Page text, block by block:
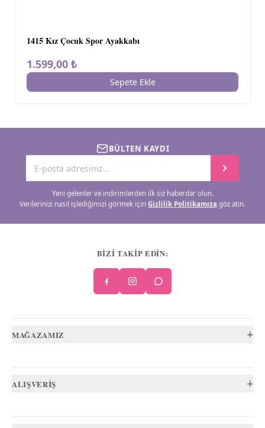
1415 Kız Çocuk Spor Ayakkabı
1.599,00 ₺
Sepete Ekle
BÜLTEN KAYDI
Yeni gelenler ve indirimlerden ilk siz haberdar olun.
Verilerinizi nasıl işlediğimizi görmek için Gizlilik Politikamıza göz atın.
BİZİ TAKİP EDİN:
MAĞAZAMIZ +
ALIŞVERİŞ +